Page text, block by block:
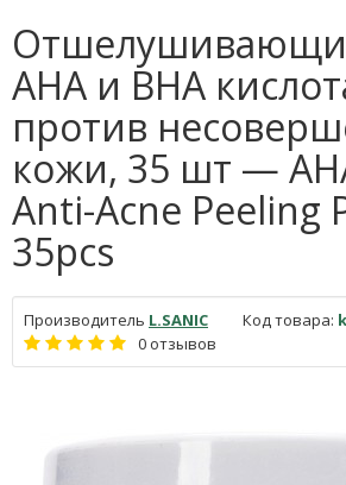
AHA и BHA
против
кожи, 35 шт —
Anti-Acne Peeling
35pcs
Производитель L.SANIC Код товара:
0 отзывов